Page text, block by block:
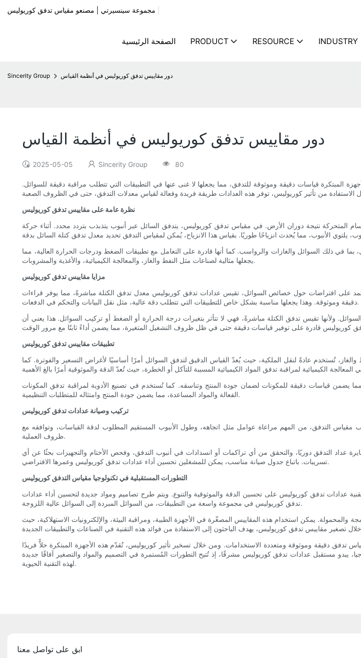
الصفحة الرئيسية PRODUCT RESOURCE INDUSTRY
Sincerity Group دور مقاييس تدفق كوريوليس في أنظمة القياس
دور مقاييس تدفق كوريوليس في أنظمة القياس
2025-05-05 Sincerity Group 80
قياسات دقيقة وموثوقة للتدفق، مما يجعلها لا غنى عنها في التطبيقات التي تتطلب مراقبة دقيقة للسوائل.
نظرة عامة على مقاييس تدفق كوريوليس
المتحركة نتيجة دوران الأرض. في مقياس تدفق كوريوليس، يتدفق السائل عبر أنبوب يتذبذب بتردد محدد. أثناء حركة
في ذلك السوائل والغازات والرواسب. كما أنها قادرة على التعامل مع تطبيقات الضغط ودرجات الحرارة العالية، مما
يجعلها مثالية لصناعات مثل النفط والغاز، والمعالجة الكيميائية، والأغذية والمشروبات.
مزايا مقاييس تدفق كوريوليس
على افتراضات حول خصائص السوائل، تقيس عدادات تدفق كوريوليس معدل تدفق الكتلة مباشرةً، مما يوفر قراءات
دقيقة وموثوقة. وهذا يجعلها مناسبة بشكل خاص للتطبيقات التي تتطلب دقة عالية، مثل نقل البيانات والتحكم في الدفعات.
ولأنها تقيس تدفق الكتلة مباشرةً، فهي لا تتأثر بتغيرات درجة الحرارة أو الضغط أو تركيب السوائل. هذا يعني أن
تطبيقات مقاييس تدفق كوريوليس
تُستخدم عادةً لنقل الملكية، حيث يُعدّ القياس الدقيق لتدفق السوائل أمرًا أساسيًا لأغراض التسعير والفوترة. كما
قياسات دقيقة للمكونات لضمان جودة المنتج وتناسقه. كما تُستخدم في تصنيع الأدوية لمراقبة تدفق المكونات
الفعالة والمواد المساعدة، مما يضمن جودة المنتج وامتثاله للمتطلبات التنظيمية.
تركيب وصيانة عدادات تدفق كوريوليس
التدفق، من المهم مراعاة عوامل مثل اتجاهه، وطول الأنبوب المستقيم المطلوب لدقة القياسات، وتوافقه مع
ظروف العملية.
عداد التدفق دوريًا، والتحقق من أي تراكمات أو انسدادات في أنبوب التدفق، وفحص الأختام والتجهيزات بحثًا عن أي
تسريبات. باتباع جدول صيانة مناسب، يمكن للمشغلين تحسين أداء عدادات تدفق كوريوليس وعمرها الافتراضي.
التطورات المستقبلية في تكنولوجيا مقياس التدفق كوريوليس
عدادات تدفق كوريوليس على تحسين الدقة والموثوقية والتنوع. ويتم طرح تصاميم ومواد جديدة لتحسين أداء عدادات
تدفق كوريوليس في مجموعة واسعة من التطبيقات، من السوائل المبردة إلى السوائل عالية اللزوجة.
يمكن استخدام هذه المقاييس المصغّرة في الأجهزة الطبية، ومراقبة البيئة، والإلكترونيات الاستهلاكية، حيث
تدفق دقيقة وموثوقة ومتعددة الاستخدامات. ومن خلال تسخير تأثير كوريوليس، تُقدّم هذه الأجهزة المبتكرة حلاًّ فريدًا
يبدو مستقبل عدادات تدفق كوريوليس مشرقًا، إذ تُتيح التطورات المُستمرة في التصميم والمواد والتصغير آفاقًا جديدة
لهذه التقنية الحيوية.
ابق على تواصل معنا